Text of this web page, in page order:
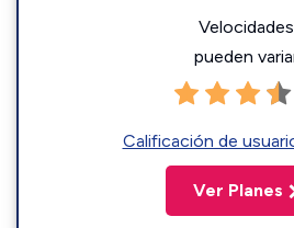
Velocidades
pueden
Calificación de
Ver Planes